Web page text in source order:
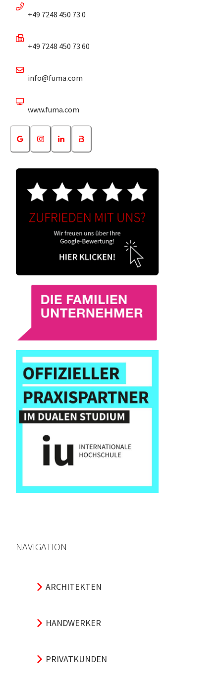
+49 7248 450 73 0
+49 7248 450 73 60
info@fuma.com
www.fuma.com
NAVIGATION
ARCHITEKTEN
HANDWERKER
PRIVATKUNDEN